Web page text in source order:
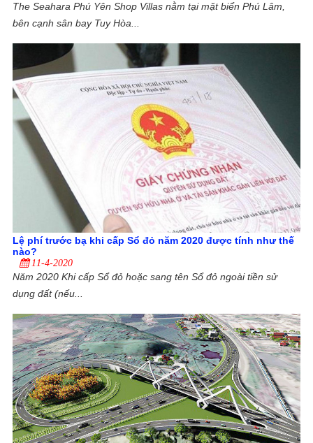
The Seahara Phú Yên Shop Villas nằm tại mặt biển Phú Lâm,
bên cạnh sân bay Tuy Hòa...
Lệ phí trước bạ khi cấp Sổ đỏ năm 2020 được tính như thế
nào?
11-4-2020
Năm 2020 Khi cấp Sổ đỏ hoặc sang tên Sổ đỏ ngoài tiền sử
dụng đất (nếu...